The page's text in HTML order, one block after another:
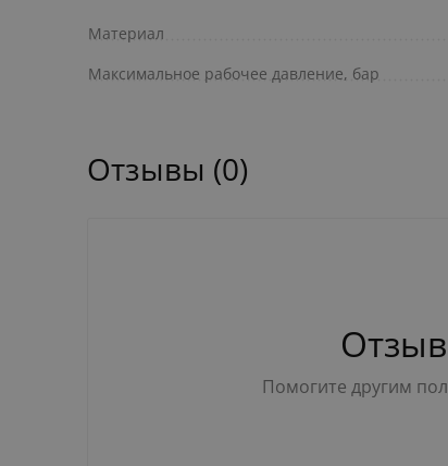
Материал
Максимальное рабочее давление, бар
Отзывы (0)
Помогите другим